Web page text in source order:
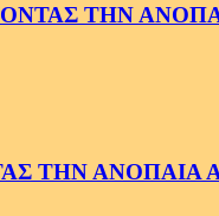
ΤΗΝ
ΤΗΝ ΑΝΟΠΑΙΑ